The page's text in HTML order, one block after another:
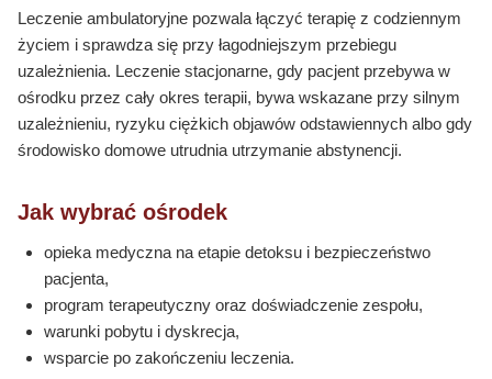
Leczenie ambulatoryjne pozwala łączyć terapię z codziennym
życiem i sprawdza się przy łagodniejszym przebiegu
uzależnienia. Leczenie stacjonarne, gdy pacjent przebywa w
ośrodku przez cały okres terapii, bywa wskazane przy silnym
uzależnieniu, ryzyku ciężkich objawów odstawiennych albo gdy
środowisko domowe utrudnia utrzymanie abstynencji.
Jak wybrać ośrodek
opieka medyczna na etapie detoksu i bezpieczeństwo
pacjenta,
program terapeutyczny oraz doświadczenie zespołu,
warunki pobytu i dyskrecja,
wsparcie po zakończeniu leczenia.